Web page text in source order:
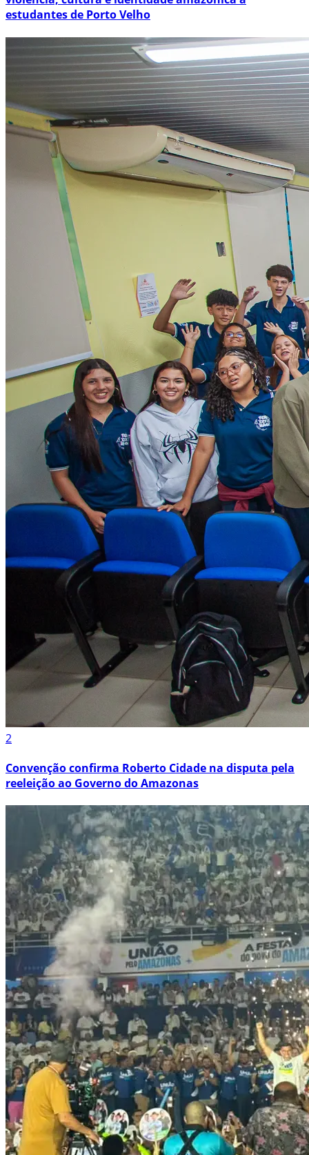
estudantes de Porto Velho
2
Convenção confirma Roberto Cidade na disputa pela
reeleição ao Governo do Amazonas